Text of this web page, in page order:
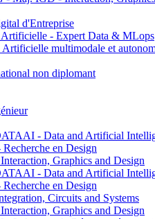
d'Entreprise
- Expert Data & MLops
multimodale et
non diplomant
- Data and Artificial
en Design
Graphics and Design
- Data and Artificial
en Design
Circuits and Systems
Graphics and Design